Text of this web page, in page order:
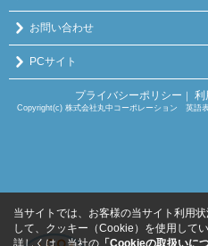
お問い合わせ
PCサイト
プライバシーポリシー ｜ 利
Copyright(c) 株式会社丸中コーポレーション 英語
当サイトでは、お客様の当サイト利用
して、クッキー（Cookie）を使用してい
詳しくは、当社の 「Cookieの取扱いに